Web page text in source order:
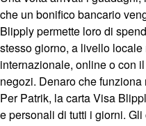
che un bonifico bancario
Blipply permette loro di
stesso giorno, a livello
internazionale, online o con
negozi. Denaro che
Per Patrik, la carta Visa
e personali di tutti i giorni.